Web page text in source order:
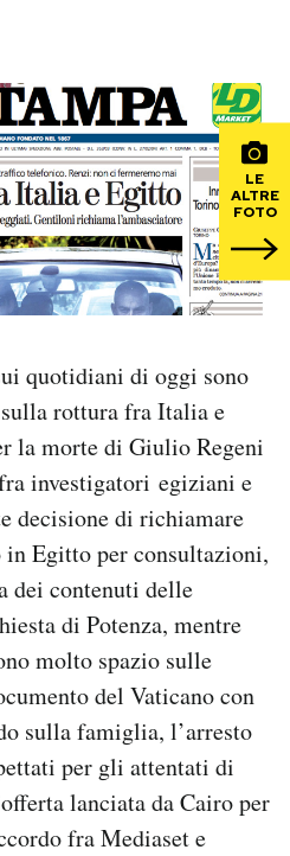
Mondiali calcio 2026
LE
ALTRE
FOTO
quotidiani di oggi sono
rottura fra Italia e
la morte di Giulio Regeni
investigatori egiziani e
decisione di richiamare
Egitto per consultazioni,
dei contenuti delle
di Potenza, mentre
molto spazio sulle
del Vaticano con
sulla famiglia, l’arresto
per gli attentati di
lanciata da Cairo per
fra Mediaset e